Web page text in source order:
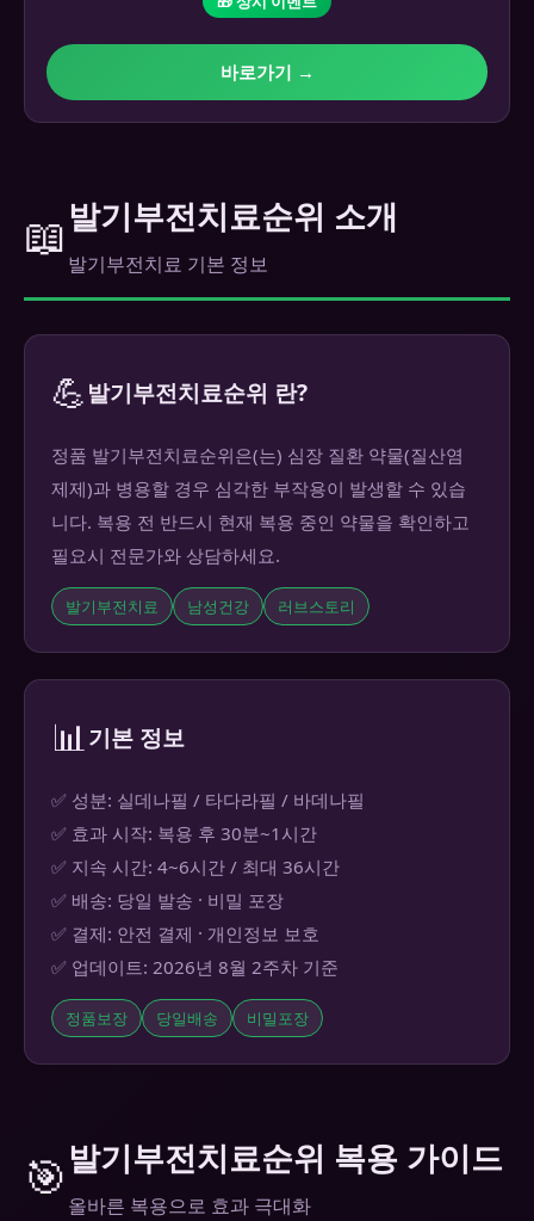
바로가기 →
📖발기부전치료순위 소개
발기부전치료 기본 정보
💪발기부전치료순위 란?
정품 발기부전치료순위은(는) 심장 질환 약물(질산염
제제)과 병용할 경우 심각한 부작용이 발생할 수 있습
니다. 복용 전 반드시 현재 복용 중인 약물을 확인하고
필요시 전문가와 상담하세요.
발기부전치료 남성건강 러브스토리
📊기본 정보
✅ 성분: 실데나필 / 타다라필 / 바데나필
✅ 효과 시작: 복용 후 30분~1시간
✅ 지속 시간: 4~6시간 / 최대 36시간
✅ 배송: 당일 발송 · 비밀 포장
✅ 결제: 안전 결제 · 개인정보 보호
✅ 업데이트: 2026년 8월 2주차 기준
정품보장 당일배송 비밀포장
🎯발기부전치료순위 복용 가이드
올바른 복용으로 효과 극대화